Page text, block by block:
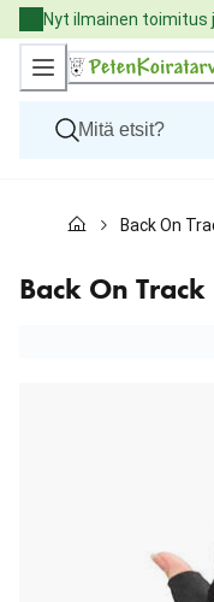
Skip
to
Content
Nyt ilmainen toimitus
Kissat
Eläinlääkäriruoat
Tuotemerkit
Back On
Back On